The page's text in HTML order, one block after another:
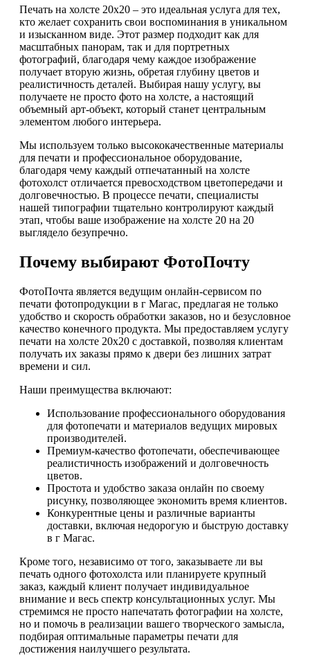
Печать на холсте 20х20 – это идеальная услуга для тех,
кто желает сохранить свои воспоминания в уникальном
и изысканном виде. Этот размер подходит как для
масштабных панорам, так и для портретных
фотографий, благодаря чему каждое изображение
получает вторую жизнь, обретая глубину цветов и
реалистичность деталей. Выбирая нашу услугу, вы
получаете не просто фото на холсте, а настоящий
объемный арт-объект, который станет центральным
элементом любого интерьера.
Мы используем только высококачественные материалы
для печати и профессиональное оборудование,
благодаря чему каждый отпечатанный на холсте
фотохолст отличается превосходством цветопередачи и
долговечностью. В процессе печати, специалисты
нашей типографии тщательно контролируют каждый
этап, чтобы ваше изображение на холсте 20 на 20
выглядело безупречно.
Почему выбирают ФотоПочту
ФотоПочта является ведущим онлайн-сервисом по
печати фотопродукции в г Магас, предлагая не только
удобство и скорость обработки заказов, но и безусловное
качество конечного продукта. Мы предоставляем услугу
печати на холсте 20х20 с доставкой, позволяя клиентам
получать их заказы прямо к двери без лишних затрат
времени и сил.
Наши преимущества включают:
Использование профессионального оборудования
для фотопечати и материалов ведущих мировых
производителей.
Премиум-качество фотопечати, обеспечивающее
реалистичность изображений и долговечность
цветов.
Простота и удобство заказа онлайн по своему
рисунку, позволяющее экономить время клиентов.
Конкурентные цены и различные варианты
доставки, включая недорогую и быструю доставку
в г Магас.
Кроме того, независимо от того, заказываете ли вы
печать одного фотохолста или планируете крупный
заказ, каждый клиент получает индивидуальное
внимание и весь спектр консультационных услуг. Мы
стремимся не просто напечатать фотографии на холсте,
но и помочь в реализации вашего творческого замысла,
подбирая оптимальные параметры печати для
достижения наилучшего результата.